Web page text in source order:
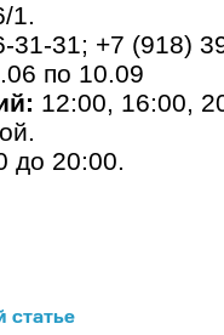
1.
31-31; +7 (918)
по 10.09
12:00, 16:00,
до 20:00.
статье